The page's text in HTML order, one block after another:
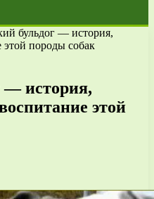
бульдог — история,
этой породы собак
— история,
этой